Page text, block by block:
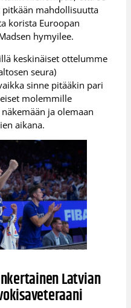
mahdollisuutta
korista Euroopan
hymyilee.
keskinäiset ottelumme
seura)
sinne pitääkin pari
molemmille
ja olemaan
aikana.
Latvian